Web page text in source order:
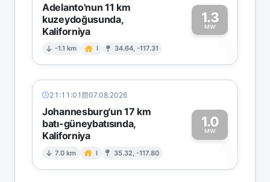
Adelanto'nun 11 km
kuzeydoğusunda,
Kaliforniya
-1.1 km I 34.64, -117.31
1.3
MW
1
21:11:01 07.08.2026
Johannesburg'un 17 km
batı-güneybatısında,
Kaliforniya
7.0 km I 35.32, -117.80
1.0
MW
1